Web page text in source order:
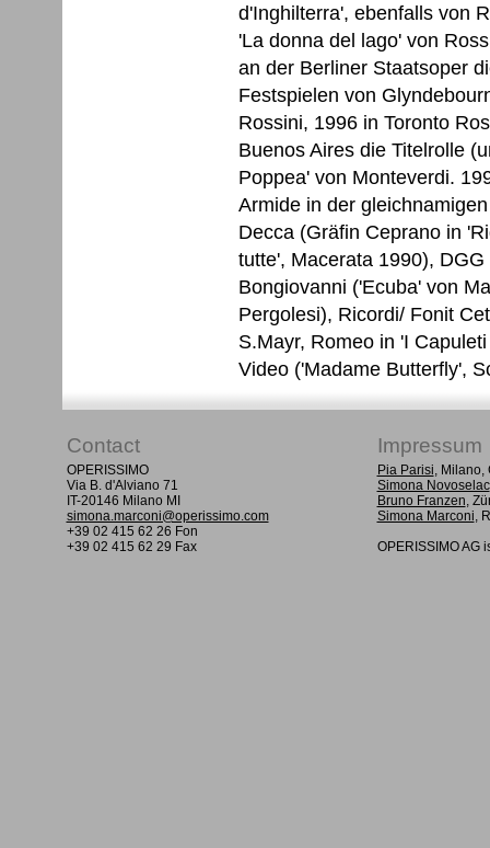
d'Inghilterra', ebenfalls von
'La donna del lago' von
an der Berliner Staatsoper
Festspielen von
Rossini, 1996 in Toronto
Buenos Aires die Titelrolle
Poppea' von Monteverdi.
Armide in der
Decca (Gräfin Ceprano in
tutte', Macerata 1990),
Bongiovanni ('Ecuba' von
Pergolesi), Ricordi/ Fonit
S.Mayr, Romeo in 'I
Video ('Madame Butterfly',
Contact Impressum
OPERISSIMO
Via B. d'Alviano 71
IT-20146 Milano MI
simona.marconi@operissimo.com
+39 02 415 62 26 Fon
+39 02 415 62 29 Fax
Pia Parisi, Milano,
Simona Novoselac
Bruno Franzen,
Simona Marconi,
OPERISSIMO AG